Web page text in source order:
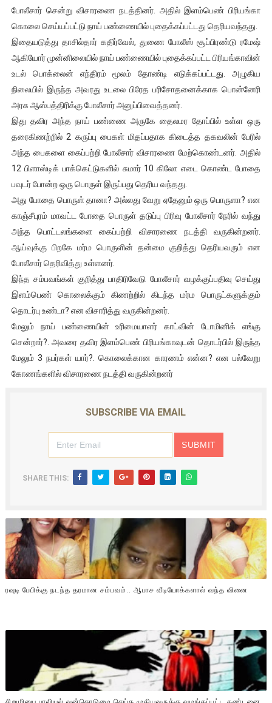
வலிமை தான் அஜித் திரைப்பயணத்திலே அதிக காலெக்ஷன் செய்த
போலீசார் சென்று விசாரணை நடத்தினர். அதில் இளம்பெண் பிரியங்கா
கொலை செய்யப்பட்டு நாய் பண்ணையில் புதைக்கப்பட்டது தெரியவந்தது.
இதையடுத்து தாசில்தார் கதிர்வேல், துணை போலீஸ் சூப்பிரண்டு ரமேஷ்
ஆகியோர் முன்னிலையில் நாய் பண்ணையில் புதைக்கப்பட்ட பிரியங்காவின்
உடல் பொக்லைன் எந்திரம் மூலம் தோண்டி எடுக்கப்பட்டது. அழுகிய
நிலையில் இருந்த அவரது உடலை பிரேத பரிசோதனைக்காக பொன்னேரி
அரசு ஆஸ்பத்திரிக்கு போலீசார் அனுப்பிவைத்தனர்.
இது தவிர அந்த நாய் பண்ணை அருகே தைலமர தோப்பில் உள்ள ஒரு
தரைகிணற்றில் 2 கருப்பு பைகள் மிதப்பதாக கிடைத்த தகவலின் பேரில்
அந்த பைகளை கைப்பற்றி போலீசார் விசாரணை மேற்கொண்டனர். அதில்
12 பிளாஸ்டிக் பாக்கெட்டுகளில் சுமார் 10 கிலோ எடை கொண்ட போதை
பவுடர் போன்ற ஒரு பொருள் இருப்பது தெரிய வந்தது.
அது போதை பொருள் தானா? அல்லது வேறு ஏதேனும் ஒரு பொருளா? என
காஞ்சீபுரம் மாவட்ட போதை பொருள் தடுப்பு பிரிவு போலீசார் நேரில் வந்து
அந்த பொட்டலங்களை கைப்பற்றி விசாரணை நடத்தி வருகின்றனர்.
ஆய்வுக்கு பிறகே மர்ம பொருளின் தன்மை குறித்து தெரியவரும் என
போலீசார் தெரிவித்து உள்ளனர்.
இந்த சம்பவங்கள் குறித்து பாதிரிவேடு போலீசார் வழக்குப்பதிவு செய்து
இளம்பெண் கொலைக்கும் கிணற்றில் கிடந்த மர்ம பொருட்களுக்கும்
தொடர்பு உண்டா? என விசாரித்து வருகின்றனர்.
மேலும் நாய் பண்ணையின் உரிமையாளர் காட்வின் டோமினிக் எங்கு
சென்றார்?. அவரை தவிர இளம்பெண் பிரியங்காவுடன் தொடர்பில் இருந்த
மேலும் 3 நபர்கள் யார்?. கொலைக்கான காரணம் என்ன? என பல்வேறு
கோணங்களில் விசாரணை நடத்தி வருகின்றனர்
SUBSCRIBE VIA EMAIL
SHARE THIS:
ரவுடி பேபிக்கு நடந்த தரமான சம்பவம்.. ஆபாச வீடியோக்களால் வந்த வினை